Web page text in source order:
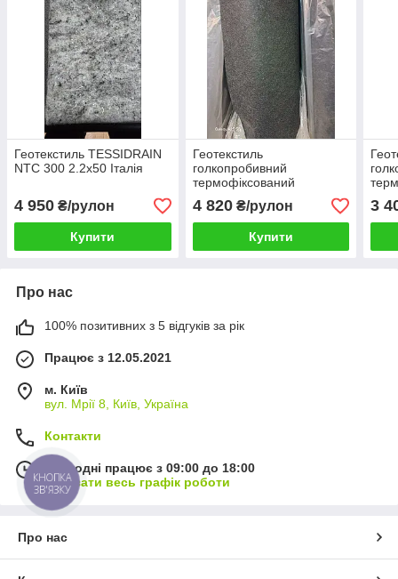
Геотекстиль TESSIDRAIN
NTC 300 2.2х50 Італія
4 950 ₴/рулон
Купити
Геотекстиль
голкопробивний
термофіксований
"GEOTECHPOL TF 300"
1,7х63 (107,1м2)
4 820₴/рулон
Купити
3
Про нас
100% позитивних з 5 відгуків за рік
Працює з 12.05.2021
м. Київ
вул. Мрії 8, Київ, Україна
Контакти
Сьогодні працює з 09:00 до 18:00
Показати весь графік роботи
Про нас
КНОПКА
ЗВ'ЯЗКУ